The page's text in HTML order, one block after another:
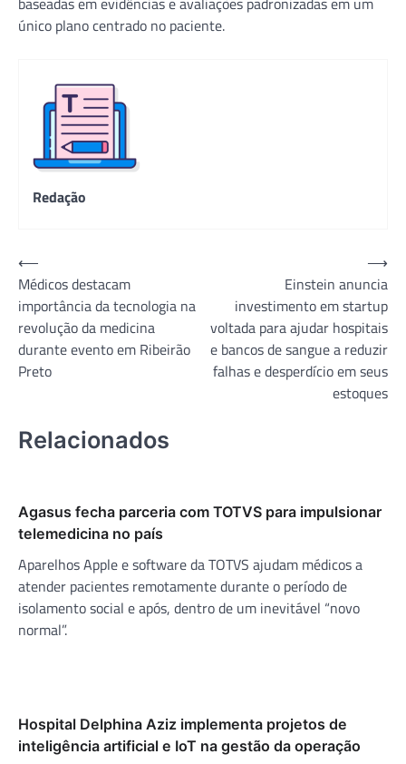
único plano centrado no paciente.
Redação
Navegação
de
Post
⟵
Médicos destacam
importância da tecnologia na
revolução da medicina
durante evento em Ribeirão
Preto
Einstein anuncia
investimento em startup
voltada para ajudar hospitais
e bancos de sangue a reduzir
falhas e desperdício em seus
estoques
⟶
Relacionados
Agasus fecha parceria com TOTVS para impulsionar
telemedicina no país
Aparelhos Apple e software da TOTVS ajudam médicos a
atender pacientes remotamente durante o período de
isolamento social e após, dentro de um inevitável “novo
normal”.
Hospital Delphina Aziz implementa projetos de
inteligência artificial e IoT na gestão da operação